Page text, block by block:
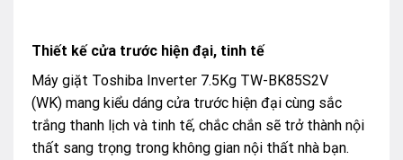
Thiết kế cửa trước hiện đại, tinh tế
Máy giặt Toshiba Inverter 7.5Kg TW-BK85S2V
(WK) mang kiểu dáng cửa trước hiện đại cùng sắc
trắng thanh lịch và tinh tế, chắc chắn sẽ trở thành nội
thất sang trọng trong không gian nội thất nhà bạn.